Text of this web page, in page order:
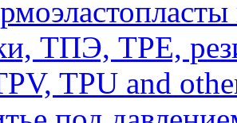
ТПЭ, TPE,
TPU and